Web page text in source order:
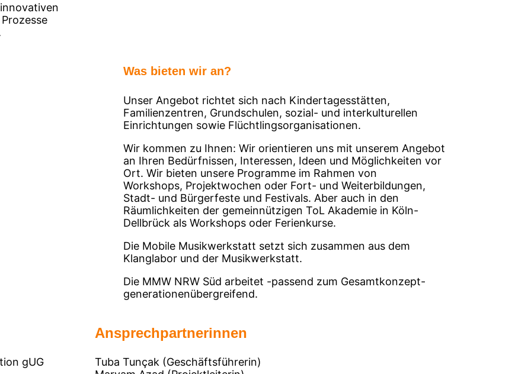
Was bieten wir an?
Unser Angebot richtet sich nach Kindertagesstätten,
Familienzentren, Grundschulen, sozial- und interkulturellen
Einrichtungen sowie Flüchtlingsorganisationen.
Wir kommen zu Ihnen: Wir orientieren uns mit unserem Angebot
an Ihren Bedürfnissen, Interessen, Ideen und Möglichkeiten vor
Ort. Wir bieten unsere Programme im Rahmen von
Workshops, Projektwochen oder Fort- und Weiterbildungen,
Stadt- und Bürgerfeste und Festivals. Aber auch in den
Räumlichkeiten der gemeinnützigen ToL Akademie in Köln-
Dellbrück als Workshops oder Ferienkurse.
Die Mobile Musikwerkstatt setzt sich zusammen aus dem
Klanglabor und der Musikwerkstatt.
Die MMW NRW Süd arbeitet -passend zum Gesamtkonzept-
generationenübergreifend.
gUG
Ansprechpartnerinnen
Tuba Tunçak (Geschäftsführerin)